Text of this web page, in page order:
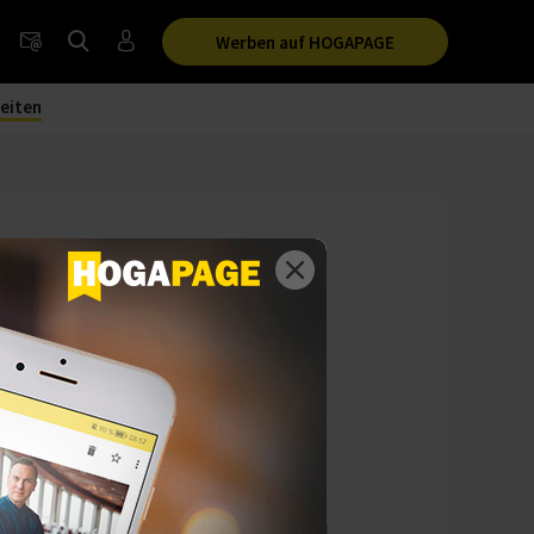
Werben auf HOGAPAGE
trendige
sollen. Begleitet
Kampagne.